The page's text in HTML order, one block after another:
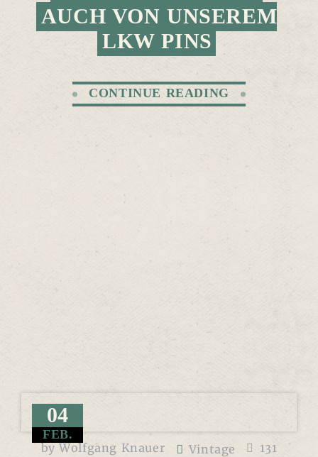
AUCH VON UNSEREM
LKW PINS
CONTINUE READING
04
FEB.
byWolfgang Knauer Vintage 131